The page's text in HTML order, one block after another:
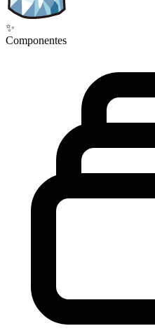
✨
Componentes